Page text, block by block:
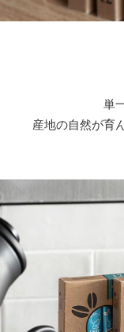
単
産地の自然が育